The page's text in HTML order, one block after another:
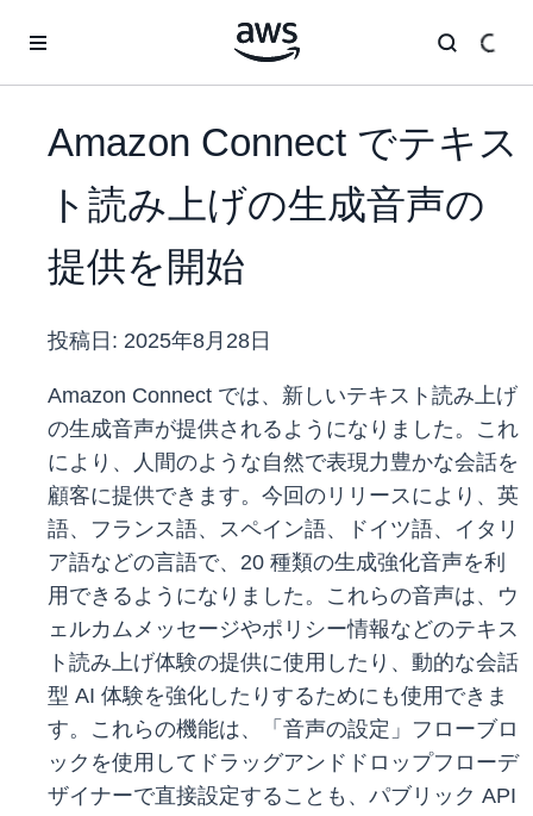
Amazon Connect でテキス
ト読み上げの生成音声の
提供を開始
投稿日: 2025年8月28日
Amazon Connect では、新しいテキスト読み上げ
の生成音声が提供されるようになりました。これ
により、人間のような自然で表現力豊かな会話を
顧客に提供できます。今回のリリースにより、英
語、フランス語、スペイン語、ドイツ語、イタリ
ア語などの言語で、20 種類の生成強化音声を利
用できるようになりました。これらの音声は、ウ
ェルカムメッセージやポリシー情報などのテキス
ト読み上げ体験の提供に使用したり、動的な会話
型 AI 体験を強化したりするためにも使用できま
す。これらの機能は、「音声の設定」フローブロ
ックを使用してドラッグアンドドロップフローデ
ザイナーで直接設定することも、パブリック API